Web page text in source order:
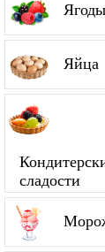
Ягоды
Яйца
сладости